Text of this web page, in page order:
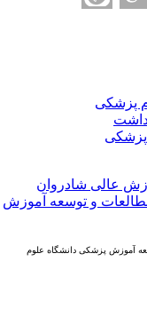
پزشکی
عالی شادروان
و توسعه آموزش
آموزش پزشکی دانشگاه علوم